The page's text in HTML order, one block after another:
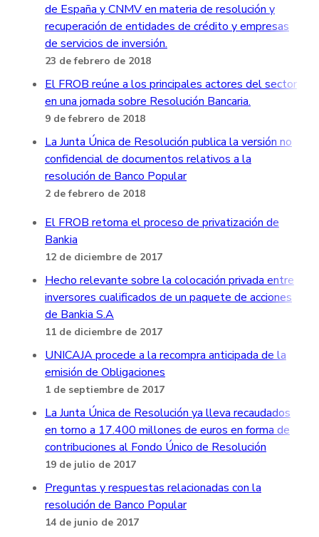
de España y CNMV en materia de resolución y
recuperación de entidades de crédito y empresas
de servicios de inversión.
23 de febrero de 2018
El FROB reúne a los principales actores del sector
en una jornada sobre Resolución Bancaria.
9 de febrero de 2018
La Junta Única de Resolución publica la versión no
confidencial de documentos relativos a la
resolución de Banco Popular
2 de febrero de 2018
El FROB retoma el proceso de privatización de
Bankia
12 de diciembre de 2017
Hecho relevante sobre la colocación privada entre
inversores cualificados de un paquete de acciones
de Bankia S.A
11 de diciembre de 2017
UNICAJA procede a la recompra anticipada de la
emisión de Obligaciones
1 de septiembre de 2017
La Junta Única de Resolución ya lleva recaudados
en torno a 17.400 millones de euros en forma de
contribuciones al Fondo Único de Resolución
19 de julio de 2017
Preguntas y respuestas relacionadas con la
resolución de Banco Popular
14 de junio de 2017